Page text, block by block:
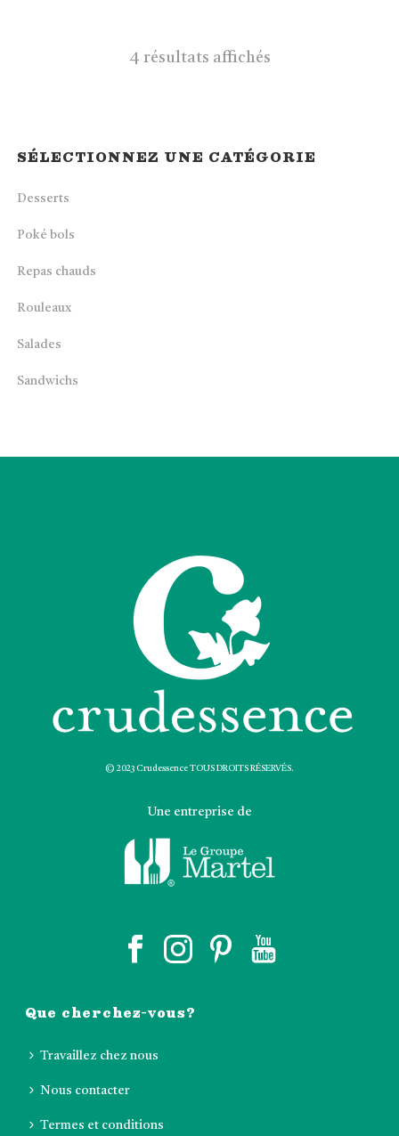
4 résultats affichés
SÉLECTIONNEZ UNE CATÉGORIE
Desserts
Poké bols
Repas chauds
Rouleaux
Salades
Sandwichs
© 2023 Crudessence TOUS DROITS RÉSERVÉS.
Une entreprise de
Que cherchez-vous?
Travaillez chez nous
Nous contacter
Termes et conditions